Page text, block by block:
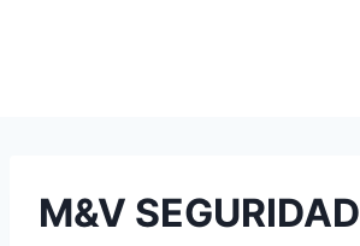
M&V SEGURIDAD